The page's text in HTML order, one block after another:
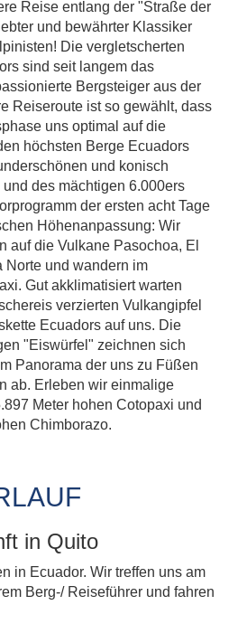
Reise entlang der "Straße der
und bewährter Klassiker
Die vergletscherten
sind seit langem das
Bergsteiger aus der
Reiseroute ist so gewählt, dass
uns optimal auf die
höchsten Berge Ecuadors
und konisch
des mächtigen 6.000ers
der ersten acht Tage
Höhenanpassung: Wir
auf die Vulkane Pasochoa, El
Norte und wandern im
Gut akklimatisiert warten
verzierten Vulkangipfel
Ecuadors auf uns. Die
"Eiswürfel" zeichnen sich
Panorama der uns zu Füßen
ab. Erleben wir einmalige
Meter hohen Cotopaxi und
Chimborazo.
in Quito
in Ecuador. Wir treffen uns am
Berg-/ Reiseführer und fahren